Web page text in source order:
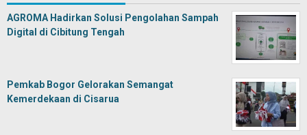
AGROMA Hadirkan Solusi Pengolahan Sampah
Digital di Cibitung Tengah
Pemkab Bogor Gelorakan Semangat
Kemerdekaan di Cisarua